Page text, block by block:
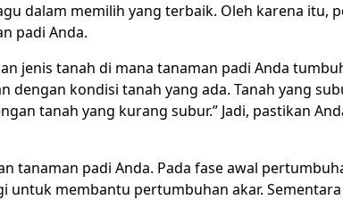
dalam memilih yang terbaik. Oleh karena itu,
padi Anda.
jenis tanah di mana tanaman padi Anda
dengan kondisi tanah yang ada. Tanah yang
tanah yang kurang subur.” Jadi, pastikan
tanaman padi Anda. Pada fase awal
membantu pertumbuhan akar.